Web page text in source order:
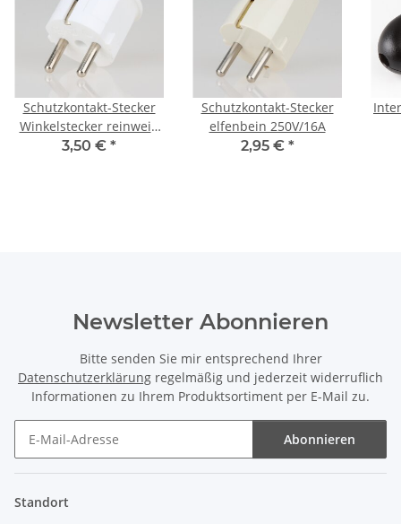
Schutzkontakt-Stecker
Winkelstecker reinweiß
250V/16A
3,50 € *
Schutzkontakt-Stecker
elfenbein 250V/16A
2,95 € *
Newsletter Abonnieren
Bitte senden Sie mir entsprechend Ihrer
Datenschutzerklärung regelmäßig und jederzeit widerruflich
Informationen zu Ihrem Produktsortiment per E-Mail zu.
Abonnieren
Standort